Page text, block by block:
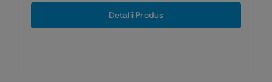
Detalii Produs